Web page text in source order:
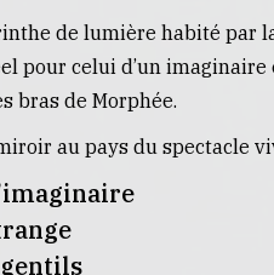
de lumière habité par
pour celui d’un
bras de Morphée.
au pays du spectacle